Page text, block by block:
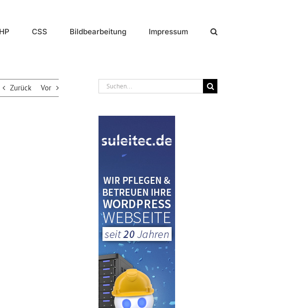
CSS Bildbearbeitung Impressum
Zurück Vor
Suche
nach: